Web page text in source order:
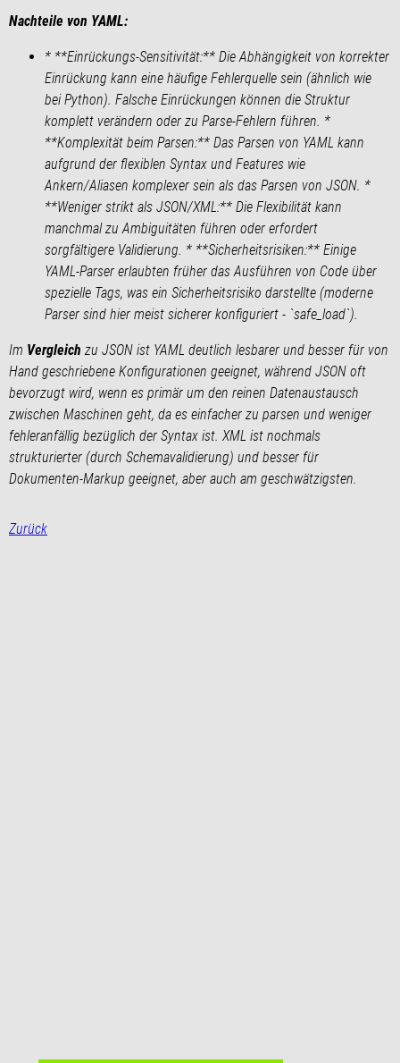
Nachteile von YAML:
* **Einrückungs-Sensitivität:** Die Abhängigkeit von korrekter
Einrückung kann eine häufige Fehlerquelle sein (ähnlich wie
bei Python). Falsche Einrückungen können die Struktur
komplett verändern oder zu Parse-Fehlern führen. *
**Komplexität beim Parsen:** Das Parsen von YAML kann
aufgrund der flexiblen Syntax und Features wie
Ankern/Aliasen komplexer sein als das Parsen von JSON. *
**Weniger strikt als JSON/XML:** Die Flexibilität kann
manchmal zu Ambiguitäten führen oder erfordert
sorgfältigere Validierung. * **Sicherheitsrisiken:** Einige
YAML-Parser erlaubten früher das Ausführen von Code über
spezielle Tags, was ein Sicherheitsrisiko darstellte (moderne
Parser sind hier meist sicherer konfiguriert - `safe_load`).
Im Vergleich zu JSON ist YAML deutlich lesbarer und besser für von
Hand geschriebene Konfigurationen geeignet, während JSON oft
bevorzugt wird, wenn es primär um den reinen Datenaustausch
zwischen Maschinen geht, da es einfacher zu parsen und weniger
fehleranfällig bezüglich der Syntax ist. XML ist nochmals
strukturierter (durch Schemavalidierung) und besser für
Dokumenten-Markup geeignet, aber auch am geschwätzigsten.
Zurück